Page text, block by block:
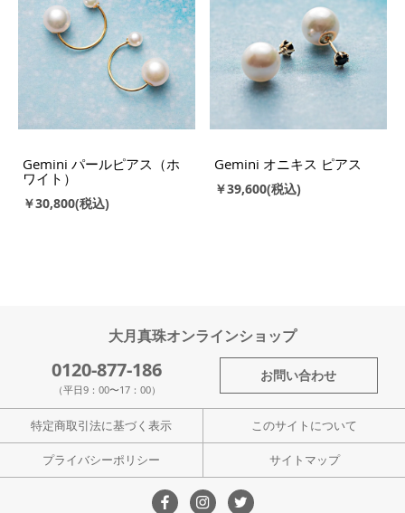
Gemini パールピアス（ホ
ワイト）
￥30,800
Gemini オニキス ピアス
￥39,600
大月真珠オンラインショップ
0120-877-186
（平日9：00〜17：00）
お問い合わせ
特定商取引法に基づく表示 このサイトについて
プライバシーポリシー サイトマップ